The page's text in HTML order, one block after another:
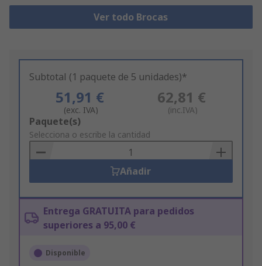
Ver todo Brocas
Subtotal (1 paquete de 5 unidades)*
51,91 €
(exc. IVA)
62,81 €
(inc.IVA)
Add
to
Basket
Paquete(s)
Selecciona o escribe la cantidad
Añadir
Entrega GRATUITA para pedidos
superiores a 95,00 €
Disponible